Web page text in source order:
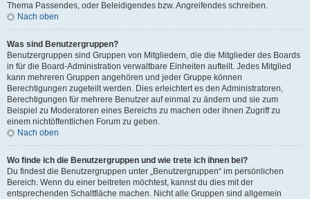
Thema Passendes, oder Beleidigendes bzw. Angreifendes schreiben.
Nach oben
Was sind Benutzergruppen?
Benutzergruppen sind Gruppen von Mitgliedern, die die Mitglieder des Boards
in für die Board-Administration verwaltbare Einheiten aufteilt. Jedes Mitglied
kann mehreren Gruppen angehören und jeder Gruppe können
Berechtigungen zugeteilt werden. Dies erleichtert es den Administratoren,
Berechtigungen für mehrere Benutzer auf einmal zu ändern und sie zum
Beispiel zu Moderatoren eines Bereichs zu machen oder ihnen Zugriff zu
einem nichtöffentlichen Forum zu geben.
Nach oben
Wo finde ich die Benutzergruppen und wie trete ich ihnen bei?
Du findest die Benutzergruppen unter „Benutzergruppen“ im persönlichen
Bereich. Wenn du einer beitreten möchtest, kannst du dies mit der
entsprechenden Schaltfläche machen. Nicht alle Gruppen sind allgemein